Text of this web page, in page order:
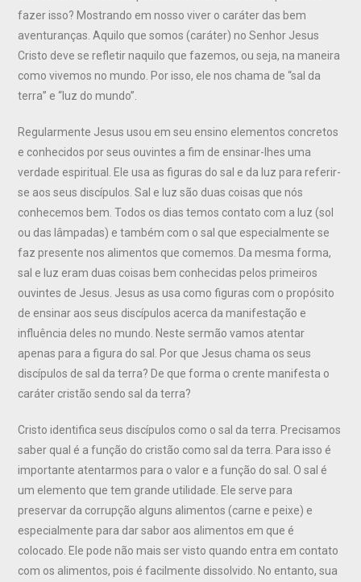
fazer isso? Mostrando em nosso viver o caráter das bem
aventuranças. Aquilo que somos (caráter) no Senhor Jesus
Cristo deve se refletir naquilo que fazemos, ou seja, na maneira
como vivemos no mundo. Por isso, ele nos chama de “sal da
terra” e “luz do mundo”.
Regularmente Jesus usou em seu ensino elementos concretos
e conhecidos por seus ouvintes a fim de ensinar-lhes uma
verdade espiritual. Ele usa as figuras do sal e da luz para referir-
se aos seus discípulos. Sal e luz são duas coisas que nós
conhecemos bem. Todos os dias temos contato com a luz (sol
ou das lâmpadas) e também com o sal que especialmente se
faz presente nos alimentos que comemos. Da mesma forma,
sal e luz eram duas coisas bem conhecidas pelos primeiros
ouvintes de Jesus. Jesus as usa como figuras com o propósito
de ensinar aos seus discípulos acerca da manifestação e
influência deles no mundo. Neste sermão vamos atentar
apenas para a figura do sal. Por que Jesus chama os seus
discípulos de sal da terra? De que forma o crente manifesta o
caráter cristão sendo sal da terra?
Cristo identifica seus discípulos como o sal da terra. Precisamos
saber qual é a função do cristão como sal da terra. Para isso é
importante atentarmos para o valor e a função do sal. O sal é
um elemento que tem grande utilidade. Ele serve para
preservar da corrupção alguns alimentos (carne e peixe) e
especialmente para dar sabor aos alimentos em que é
colocado. Ele pode não mais ser visto quando entra em contato
com os alimentos, pois é facilmente dissolvido. No entanto, sua